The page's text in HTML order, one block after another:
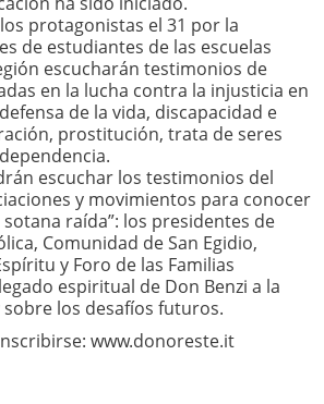
protagonistas el 31 por la
de estudiantes de las escuelas
escucharán testimonios de
en la lucha contra la injusticia en
de la vida, discapacidad e
prostitución, trata de seres
escuchar los testimonios del
y movimientos para conocer
raída”: los presidentes de
Comunidad de San Egidio,
y Foro de las Familias
espiritual de Don Benzi a la
los desafíos futuros.
www.donoreste.it